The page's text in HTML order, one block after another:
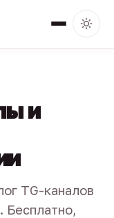
и
TG-каналов
Бесплатно,